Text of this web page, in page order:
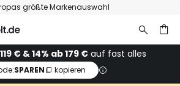
größte Markenauswahl
€ & 14% ab 179 € auf fast alles
SPAREN kopieren